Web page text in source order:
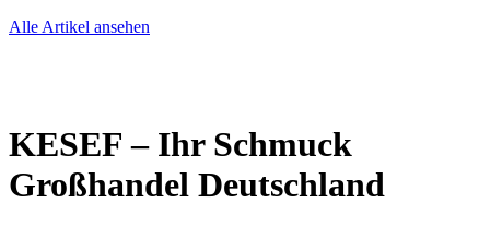
Alle Artikel ansehen
KESEF – Ihr Schmuck
Großhandel Deutschland